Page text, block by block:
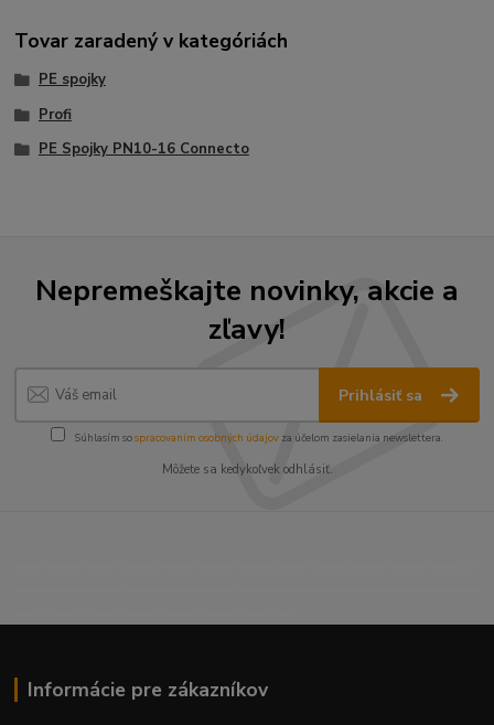
Tovar zaradený v kategóriách
PE spojky
Profi
PE Spojky PN10-16 Connecto
Nepremeškajte novinky, akcie a
zľavy!
Prihlásiť sa
Súhlasím sospracovaním osobných údajov za účelom zasielania newslettera.
Môžete sa kedykoľvek odhlásiť.
Informácie pre zákazníkov